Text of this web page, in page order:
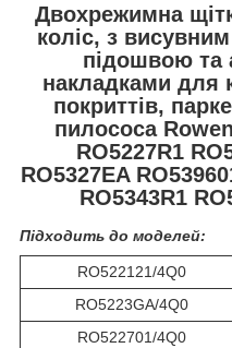
Двохрежимна
коліс, з
підошвою та
накладками для
покриттів,
пилососа
RO5227R1
RO5327EA
RO5343R1
Підходить до моделей:
RO522121/4Q0
RO5223GA/4Q0
RO522701/4Q0